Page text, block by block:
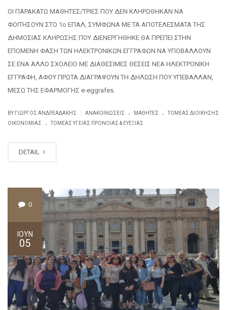
OI ΠAPAKATΩ MAΘHTEΣ/TPIEΣ ΠOY ΔEN KΛHPΩΘHKAN NA
ΦOITHΣOYN ΣTO 1ο EΠAΛ, ΣYMΦΩNA ME TA AΠΟTEΛEΣMATA THΣ
ΔHMOΣIAΣ KΛHPΩΣHΣ ΠOY ΔIENEPΓHΘHKE ΘA ΠPEΠEI ΣTHN
EΠOMENH ΦAΣH TΩN HΛEKTPONIKΩN EΓΓPAΦΩN NA YΠOBAΛΛOYN
ΣE ENA AΛΛO ΣXOΛEIO ME ΔIAΘEΣIMEΣ ΘEΣEIΣ NEA HΛEKTPONIKH
EΓΓPAΦH, AΦOY ΠPΩTA ΔIAΓPAΨOYN TH ΔHΛΩΣH ΠOY YΠEBAΛΛAN,
MEΣΩ THΣ EΦAPMOΓHΣ e-eggrafes.
BY ΓΙΏΡΓΟΣ ΑΝΔΡΕΑΔΆΚΗΣ ΑΝΑΚΟΙΝΏΣΕΙΣ . ΜΑΘΗΤΈΣ .
ΤΟΜΈΑΣ ΔΙΟΊΚΗΣΗΣ
ΟΙΚΟΝΟΜΊΑΣ
. ΤΟΜΈΑΣ ΥΓΕΊΑΣ ΠΡΌΝΟΙΑΣ & ΕΥΕΞΊΑΣ
DETAIL
0
ΙΟΎΝ
05